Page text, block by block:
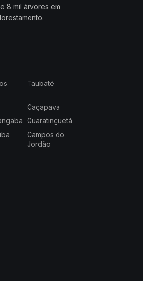
8 mil árvores em
Taubaté
Caçapava
Guaratinguetá
Campos do
Jordão